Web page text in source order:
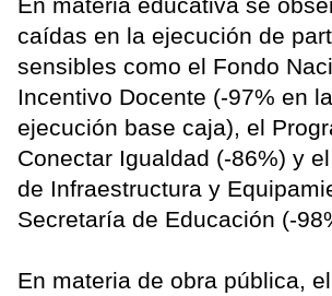
caídas en la ejecución de
sensibles como el Fondo
Incentivo Docente (-97% en la
ejecución base caja), el
Conectar Igualdad (-86%) y
de Infraestructura y
Secretaría de Educación (-
En materia de obra pública,